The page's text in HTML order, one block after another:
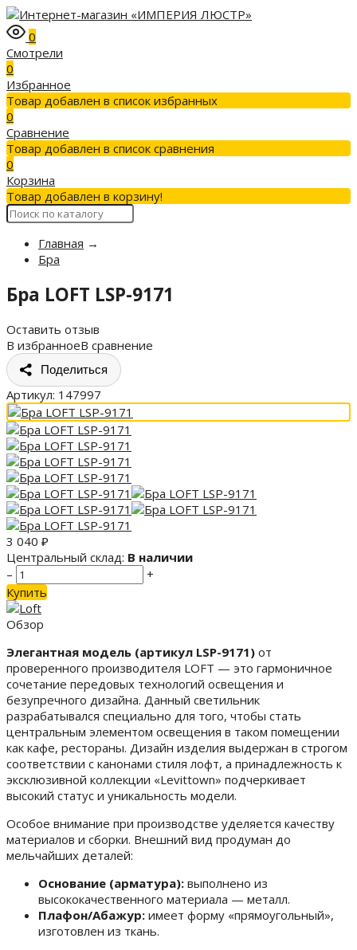
0
Смотрели
0
Избранное
Товар добавлен в список избранных
0
Сравнение
Товар добавлен в список сравнения
0
Корзина
Товар добавлен в корзину!
Главная →
Бра
Бра LOFT LSP-9171
Оставить отзыв
В избранноеВ сравнение
Поделиться
Артикул: 147997
3 040 ₽
Центральный склад: В наличии
–
+
Купить
Обзор
Элегантная модель (артикул LSP-9171) от
проверенного производителя LOFT — это гармоничное
сочетание передовых технологий освещения и
безупречного дизайна. Данный светильник
разрабатывался специально для того, чтобы стать
центральным элементом освещения в таком помещении
как кафе, рестораны. Дизайн изделия выдержан в строгом
соответствии с канонами стиля лофт, а принадлежность к
эксклюзивной коллекции «Levittown» подчеркивает
высокий статус и уникальность модели.
Особое внимание при производстве уделяется качеству
материалов и сборки. Внешний вид продуман до
мельчайших деталей:
Основание (арматура): выполнено из
высококачественного материала — металл.
Плафон/Абажур: имеет форму «прямоугольный»,
изготовлен из ткань.